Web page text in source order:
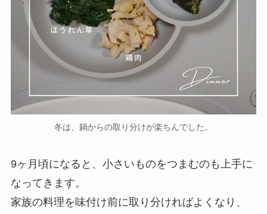
冬は、鍋からの取り分けが楽ちんでした。
9ヶ月頃になると、小さいものをつまむのも上手に
なってきます。
家族の料理を味付け前に取り分ければよくなり、